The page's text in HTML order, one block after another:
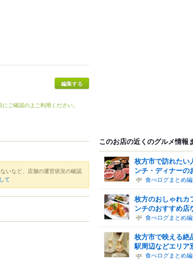
ご確認の上ご利用ください。
いなど、店舗の運営状況の確認
て
このお店の近くのグルメ情報
枚方市で訪れたい
ンチ・ディナーの
食べログまとめ
枚方のおしゃれカ
ンチのおすすめ店
食べログまとめ
枚方市で映える絶
駅周辺などエリア
食べログまとめ